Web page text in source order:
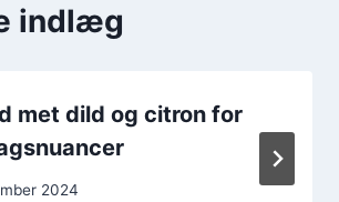
indlæg
met dild og citron for
2024